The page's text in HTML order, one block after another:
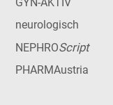
neurologisch
NEPHROScript
PHARMAustria